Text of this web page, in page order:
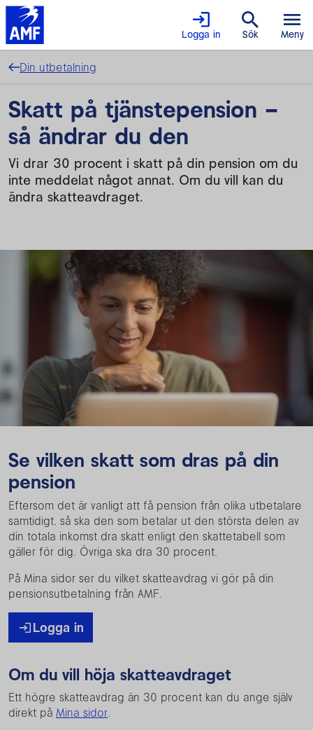
Logga in Sök Meny
Din utbetalning
Skatt på tjänstepension –
så ändrar du den
Vi drar 30 procent i skatt på din pension om du
inte meddelat något annat. Om du vill kan du
ändra skatteavdraget.
Se vilken skatt som dras på din
pension
Eftersom det är vanligt att få pension från olika utbetalare
samtidigt, så ska den som betalar ut den största delen av
din totala inkomst dra skatt enligt den skattetabell som
gäller för dig. Övriga ska dra 30 procent.
På Mina sidor ser du vilket skatteavdrag vi gör på din
pensionsutbetalning från AMF.
Logga in
Om du vill höja skatteavdraget
Ett högre skatteavdrag än 30 procent kan du ange själv
direkt på Mina sidor.